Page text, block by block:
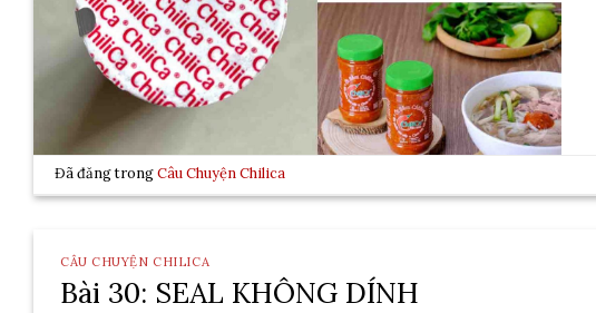
Đã đăng trongCâu Chuyện Chilica
CÂU CHUYỆN CHILICA
Bài 30: SEAL KHÔNG DÍNH